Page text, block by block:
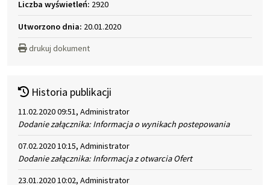
Liczba wyświetleń: 2920
Utworzono dnia: 20.01.2020
drukuj dokument
Historia publikacji
11.02.2020 09:51, Administrator
Dodanie załącznika: Informacja o wynikach postepowania
07.02.2020 10:15, Administrator
Dodanie załącznika: Informacja z otwarcia Ofert
23.01.2020 10:02, Administrator